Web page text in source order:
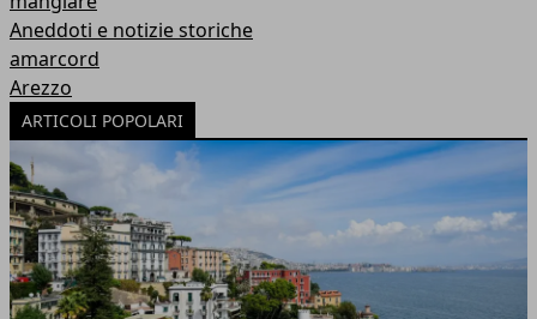
Aneddoti e notizie storiche
amarcord
Arezzo
ARTICOLI POPOLARI